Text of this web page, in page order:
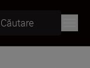
Căutare